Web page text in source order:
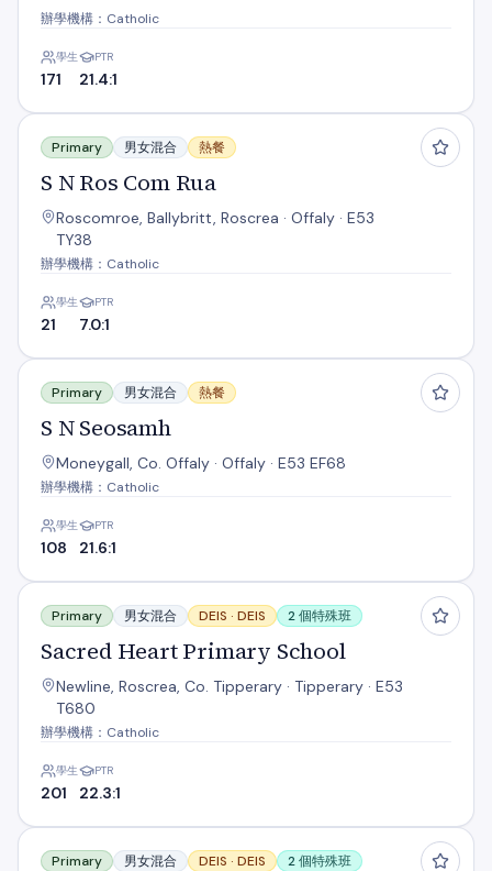
辦學機構：Catholic
學生
171
PTR
21.4:1
S N Ros Com Rua
Primary 男女混合 熱餐
S N Ros Com Rua
Roscomroe, Ballybritt, Roscrea · Offaly · E53
TY38
辦學機構：Catholic
學生
21
PTR
7.0:1
S N Seosamh
Primary 男女混合 熱餐
S N Seosamh
Moneygall, Co. Offaly · Offaly · E53 EF68
辦學機構：Catholic
學生
108
PTR
21.6:1
Sacred Heart Primary School
Primary 男女混合 DEIS · DEIS 2 個特殊班
Sacred Heart Primary School
Newline, Roscrea, Co. Tipperary · Tipperary · E53
T680
辦學機構：Catholic
學生
201
PTR
22.3:1
St Johns
Primary 男女混合 DEIS · DEIS 2 個特殊班